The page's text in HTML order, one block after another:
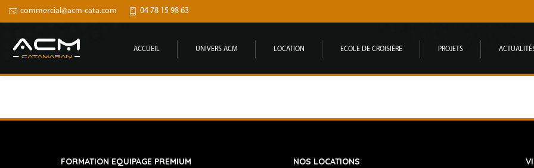
commercial@acm-cata.com 04 78 15 98 63
ACCUEIL UNIVERS ACM LOCATION ECOLE DE CROISIÈRE PROJETS
FORMATION EQUIPAGE PREMIUM NOS LOCATIONS